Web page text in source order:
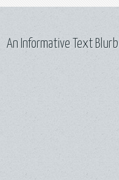
An Informative Text Blurb